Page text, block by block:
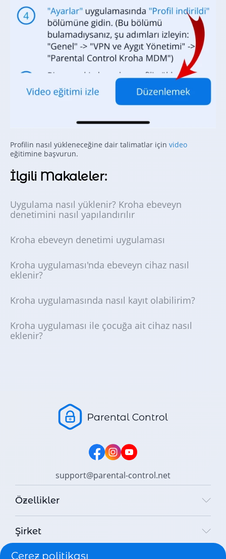
Profilin nasıl yükleneceğine dair talimatlar için video
eğitimine başvurun.
İlgili Makaleler:
Uygulama nasıl yüklenir? Kroha ebeveyn
denetimini nasıl yapılandırılır
Kroha ebeveyn denetimi uygulaması
Kroha uygulaması'nda ebeveyn cihaz nasıl
eklenir?
Kroha uygulamasında nasıl kayıt olabilirim?
Kroha uygulaması ile çocuğa ait cihaz nasıl
eklenir?
support@parental-control.net
Özellikler
Şirket
Çerez politikası